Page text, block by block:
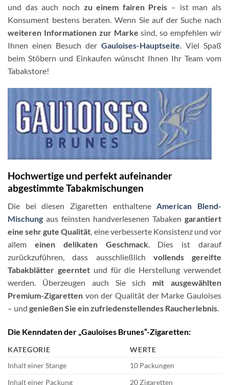
und das auch noch zu einem fairen Preis – ist man als
Konsument bestens beraten. Wenn Sie auf der Suche nach
weiteren Informationen zur Marke sind, so empfehlen wir
Ihnen einen Besuch der Gauloises-Hauptseite. Viel Spaß
beim Stöbern und Einkaufen wünscht Ihnen Ihr Team vom
Tabakstore!
Hochwertige und perfekt aufeinander
abgestimmte Tabakmischungen
Die bei diesen Zigaretten enthalteneAmerican Blend-
Mischung aus feinsten handverlesenen Tabaken garantiert
eine sehr gute Qualität, eine verbesserte Konsistenz und vor
allem einen delikaten Geschmack. Dies ist darauf
zurückzuführen, dass ausschließlich vollends gereifte
Tabakblätter geerntetund für die Herstellung verwendet
werden. Überzeugen auch Sie sich mit ausgewählten
Premium-Zigaretten von der Qualität der Marke Gauloises
– und genießen Sie ein zufriedenstellendes Raucherlebnis.
Die Kenndaten der „Gauloises Brunes“-Zigaretten:
KATEGORIE
WERTE
Inhalt einer Stange
10 Packungen
Inhalt einer Packung
20 Zigaretten